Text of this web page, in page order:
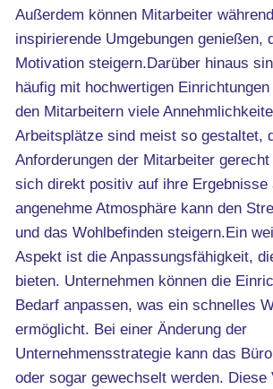
Außerdem können Mitarbeiter
inspirierende Umgebungen genießen,
Motivation steigern.Darüber hinaus
häufig mit hochwertigen
den Mitarbeitern viele
Arbeitsplätze sind meist so gestaltet,
Anforderungen der Mitarbeiter
sich direkt positiv auf ihre Ergebnisse
angenehme Atmosphäre kann den
und das Wohlbefinden steigern.Ein
Aspekt ist die Anpassungsfähigkeit,
bieten. Unternehmen können die
Bedarf anpassen, was ein schnelles
ermöglicht. Bei einer Änderung der
Unternehmensstrategie kann das
oder sogar gewechselt werden. Diese